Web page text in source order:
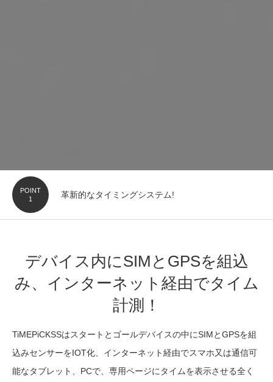
POINT
2
専用アプリでタイムを即チェック！
デバイス内にSIMとGPSを組込
み、インターネット経由でタイム
計測！
TiMEPiCKSSはスタートとゴールデバイスの中にSIMとGPSを組
込みセンサーをIOT化、インターネット経由でスマホ又は通信可
能なタブレット、PCで、専用ページにタイムを表示させる全く